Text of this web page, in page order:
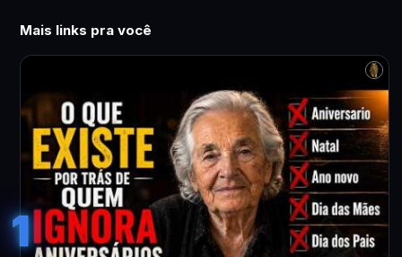
Mais links pra você
1